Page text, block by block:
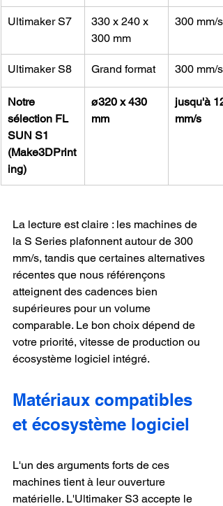
Ultimaker S7
330 x 240 x
300 mm
300 mm/s
Ultimaker S8 Grand format 300 mm/s
Notre
sélection FL
SUN S1
(Make3DPrint
ing)
ø320 x 430
mm
jusqu'à
mm/s
La lecture est claire : les machines de
la S Series plafonnent autour de 300
mm/s, tandis que certaines alternatives
récentes que nous référençons
atteignent des cadences bien
supérieures pour un volume
comparable. Le bon choix dépend de
votre priorité, vitesse de production ou
écosystème logiciel intégré.
Matériaux compatibles
et écosystème logiciel
L'un des arguments forts de ces
machines tient à leur ouverture
matérielle. L'Ultimaker S3 accepte le